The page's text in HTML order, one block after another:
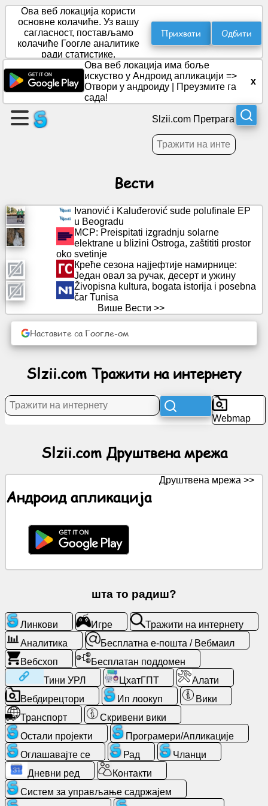
Направите
страницу
Креирајте
групу
Забава
мрежа
Вести
Бесплатне
ЦхатГПТ
Вики
Тражити
Бесплатна
Аналитика
Вебсхоп
Програмери/
Апликације
Алати
Рад
Вебдирецтори
Ова веб локација користи
основне колачиће. Уз вашу
сагласност, постављамо
колачиће Гоогле аналитике
ради статистике.
Прихвати Одбити
Ова веб локација има боље
искуство у Андроид апликацији =>
Отвори у андроиду
Преузмите га
сада!
x
Slzii.com Претрага
Вести
Ivanović i Kaluđerović sude polufinale EP
u Beogradu
MCP: Preispitati izgradnju solarne
elektrane u blizini Ostroga, zaštititi prostor
oko svetinje
Креће сезона најјефтије намирнице:
Један овал за ручак, десерт и ужину
Živopisna kultura, bogata istorija i posebna
čar Tunisa
Више Вести >>
Наставите са Гоогле-ом
Slzii.com Тражити на интернету
Webmap
Slzii.com Друштвена мрежа
Андроид апликација
Друштвена мрежа >>
шта то радиш?
Линкови Игре
Тражити на интернету
Аналитика
Бесплатна е-пошта / Вебмаил
Вебсхоп
Бесплатан поддомен
Тини УРЛ
ЦхатГПТ
Алати
Вебдирецтори
Ип лоокуп
Вики
Транспорт
Скривени вики
Остали пројекти
Програмери/Апликације
Оглашавајте се
Рад
Чланци
Дневни ред
Контакти
Систем за управљање садржајем